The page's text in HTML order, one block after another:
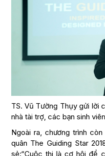
TS. Vũ Tường Thụy gửi lời
nhà tài trợ, các bạn sinh viên
Ngoài ra, chương trình
quân The Guiding Star
sẻ:“Cuộc thi là cơ hội để